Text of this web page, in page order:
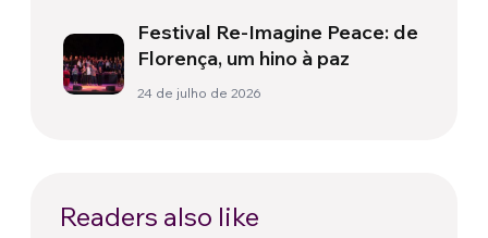
Festival Re-Imagine Peace: de
Florença, um hino à paz
24 de julho de 2026
Readers also like